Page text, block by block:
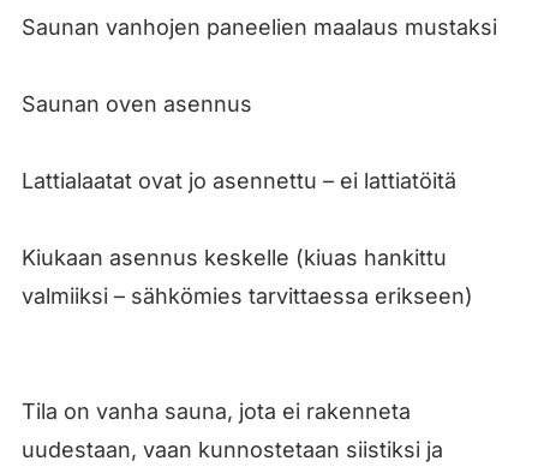
Saunan vanhojen paneelien maalaus mustaksi
Saunan oven asennus
Lattialaatat ovat jo asennettu – ei lattiatöitä
Kiukaan asennus keskelle (kiuas hankittu
valmiiksi – sähkömies tarvittaessa erikseen)
Tila on vanha sauna, jota ei rakenneta
uudestaan, vaan kunnostetaan siistiksi ja